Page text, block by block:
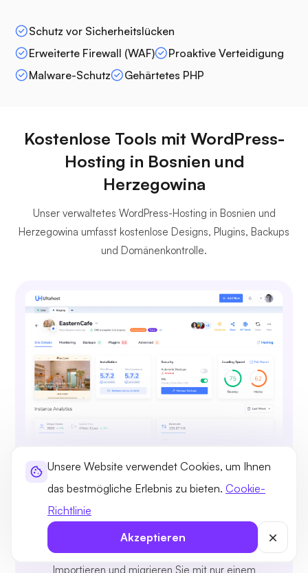
Unsere Website verwendet Cookies, um Ihnen
das bestmögliche Erlebnis zu bieten. Cookie-
Richtlinie
Akzeptieren
Schutz vor Sicherheitslücken
Erweiterte Firewall (WAF)
Proaktive Verteidigung
Malware-Schutz
Gehärtetes PHP
Kostenlose Tools mit WordPress-
Hosting in Bosnien und
Herzegowina
Unser verwaltetes WordPress-Hosting in Bosnien und
Herzegowina umfasst kostenlose Designs, Plugins, Backups
und Domänenkontrolle.
Vollständige WordPress-Kontrolle
und -Verwaltung
Verwenden Sie eine einfache Liste, um
Importieren und migrieren Sie mit nur einem